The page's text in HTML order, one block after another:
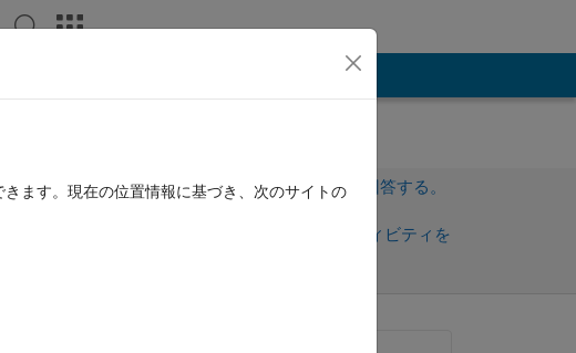
サインインしてこの質問に回答する。
サインインしてアクティビティを
ます。現在の位置情報に基づき、次のサイトの